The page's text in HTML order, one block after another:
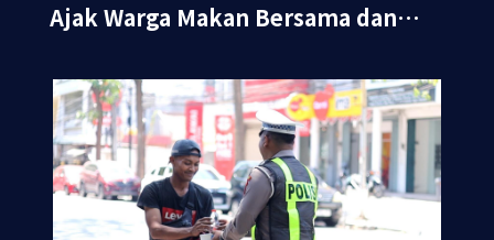
Ajak Warga Makan Bersama dan